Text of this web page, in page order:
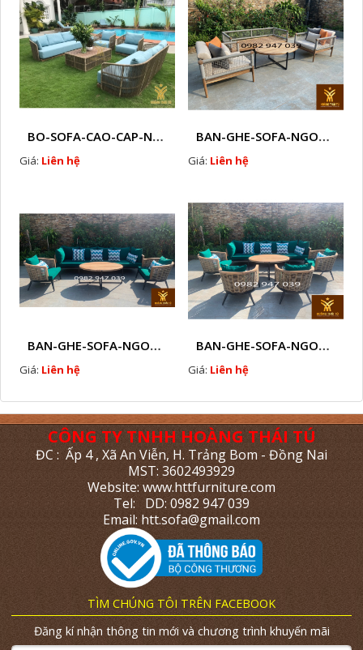
BO-SOFA-CAO-CAP-NHUA-GIA-MAY-HTT - S88
Giá: Liên hệ
BAN-GHE-SOFA-NGOAI-TROI-GIA-MAY-KN12
Giá: Liên hệ
BAN-GHE-SOFA-NGOAI-TROI-GIA-MAY-KN11
Giá: Liên hệ
BAN-GHE-SOFA-NGOAI-TROI-GIA-MAY-KN10
Giá: Liên hệ
CÔNG TY TNHH HOÀNG THÁI TÚ
ĐC : Ấp 4 , Xã An Viễn, H. Trảng Bom - Đồng Nai
MST: 3602493929
Website: www.httfurniture.com
Tel: DD: 0982 947 039
Email: htt.sofa@gmail.com
TÌM CHÚNG TÔI TRÊN FACEBOOK
Đăng kí nhận thông tin mới và chương trình khuyến mãi